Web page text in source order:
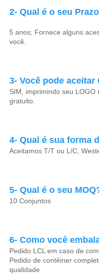
2- Qual é o seu
5 anos; Fornece alguns
você.
3- Você pode aceitar
SIM, imprimindo seu
gratuito.
4- Qual é sua forma
Aceitamos T/T ou L/C,
5- Qual é o seu
10 Conjuntos
6- Como você
Pedido LCL em caso de
Pedido de contêiner
qualidade